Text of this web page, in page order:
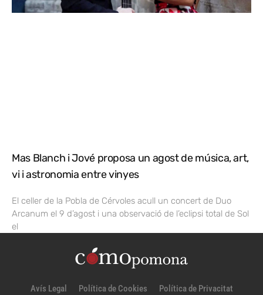
Mas Blanch i Jové proposa un agost de música, art,
vi i astronomia entre vinyes
El celler de la Pobla de Cérvoles acull un concert de Duo
Arcanum el 9 d’agost i una observació de l’eclipsi total de Sol
el
Avís Legal Política de Cookies Política de Privacitat